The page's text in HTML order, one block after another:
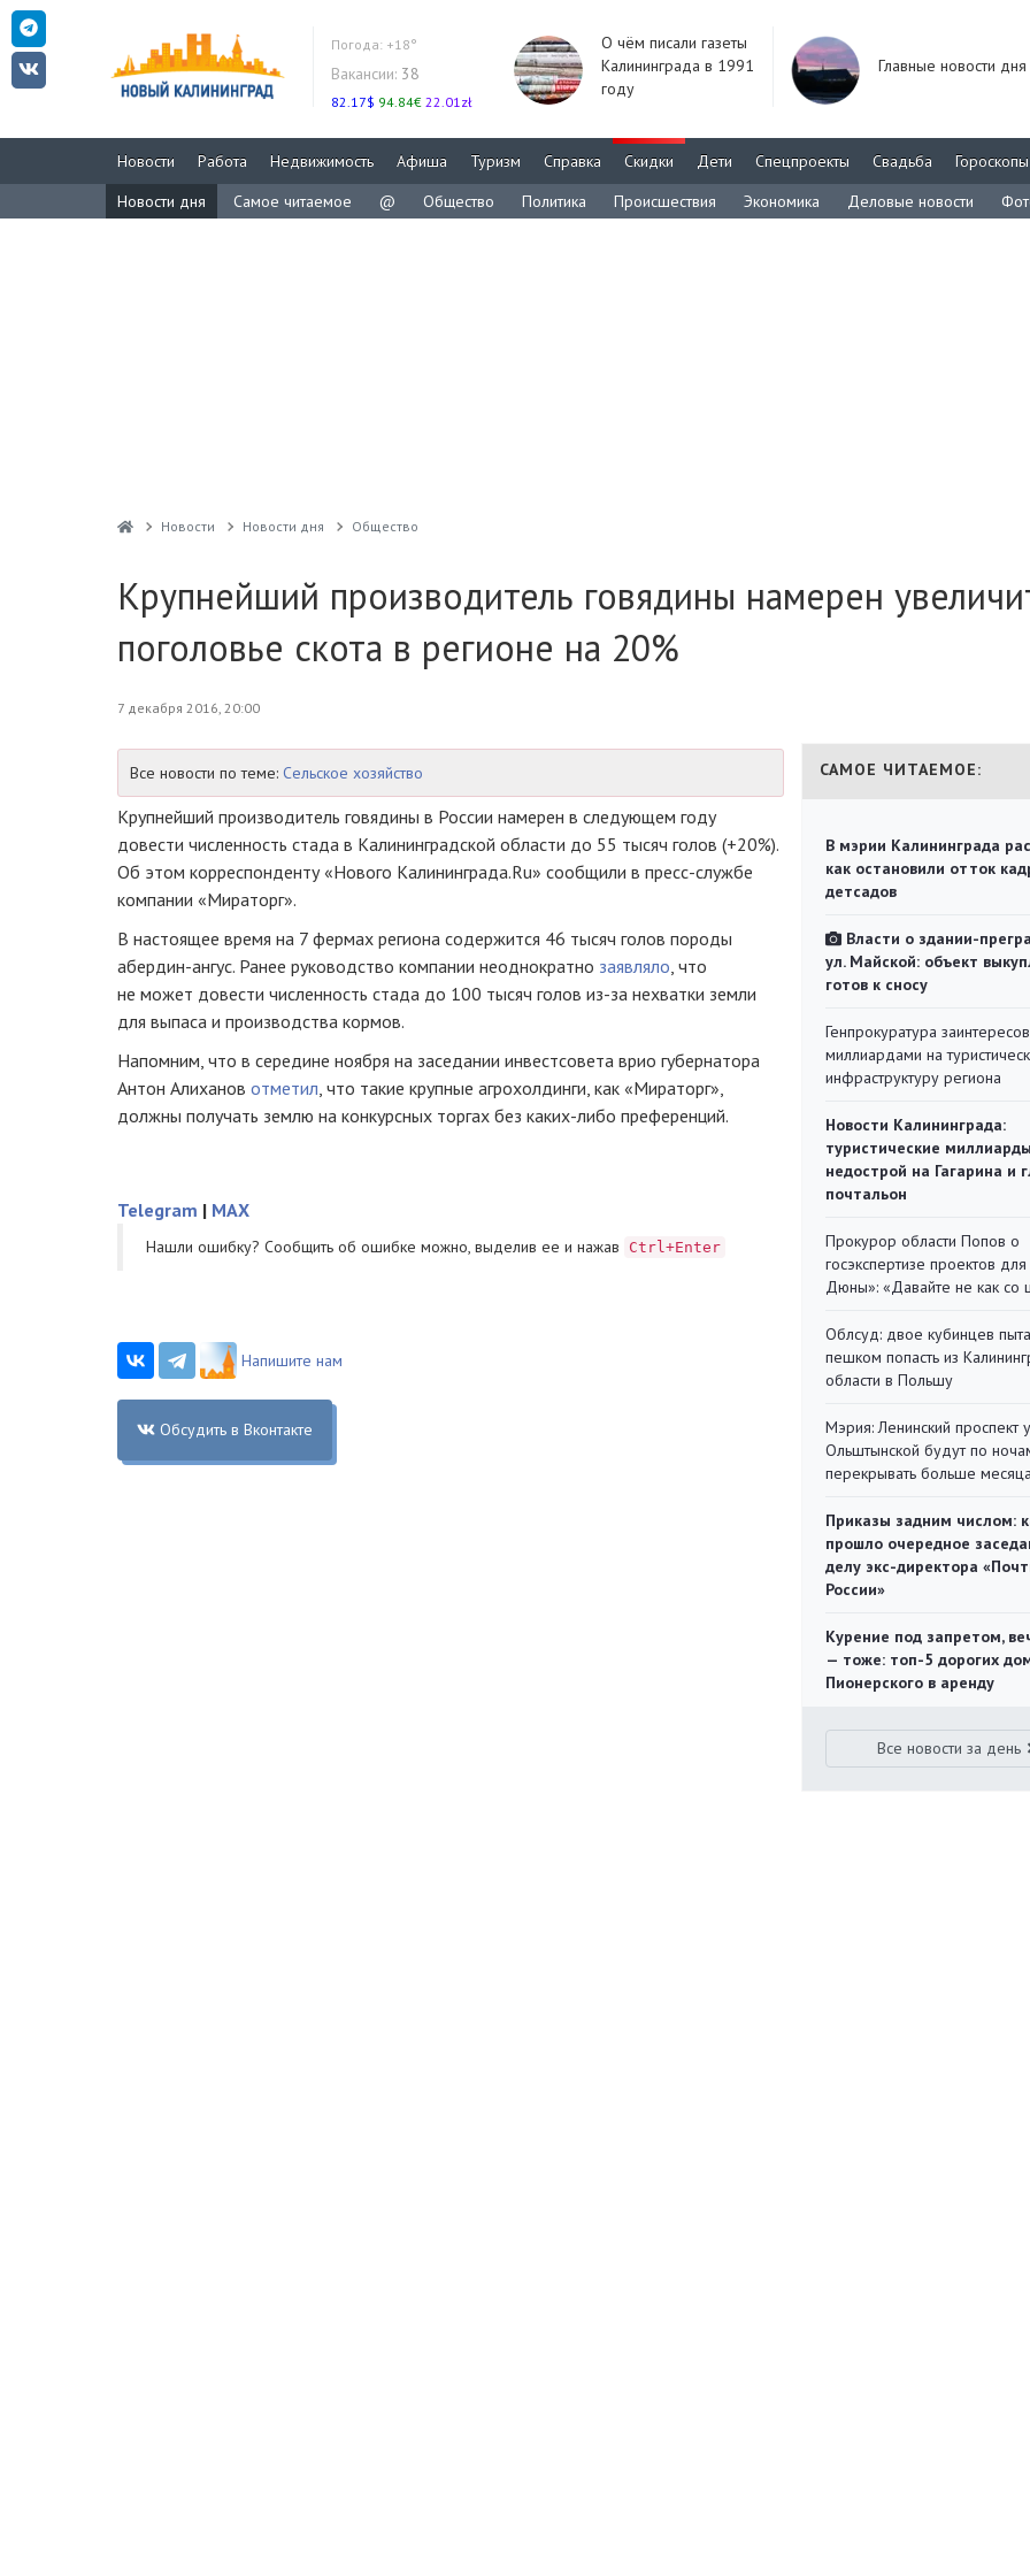
Погода: +18°
Вакансии: 38
82.17$ 94.84€ 22.01zł
О чём писали газеты
Калининграда в 1991
году
Главные новости дня
Новости Работа Недвижимость Афиша Туризм Справка Скидки Дети Спецпроекты Свадьба
Гороскопы
Новости дня
Самое читаемое @ Общество Политика Происшествия Экономика Деловые новости
Новости Новости дня Общество
Крупнейший производитель говядины намерен
поголовье скота в регионе на 20%
7 декабря 2016, 20:00
Все новости по теме: Сельское хозяйство
Крупнейший производитель говядины в России намерен в следующем году
довести численность стада в Калининградской области до 55 тысяч голов (+20%).
Об этом корреспонденту «Нового Калининграда.Ru» сообщили в пресс-службе
компании «Мираторг».
В настоящее время на 7 фермах региона содержится 46 тысяч голов породы
абердин-ангус. Ранее руководство компании неоднократно заявляло, что
не может довести численность стада до 100 тысяч голов из-за нехватки земли
для выпаса и производства кормов.
Напомним, что в середине ноября на заседании инвестсовета врио губернатора
Антон Алиханов отметил, что такие крупные агрохолдинги, как «Мираторг»,
должны получать землю на конкурсных торгах без каких-либо преференций.
Telegram | MAX
Нашли ошибку? Cообщить об ошибке можно, выделив ее и нажав Ctrl+Enter
Напишите нам
Обсудить в Вконтакте
САМОЕ ЧИТАЕМОЕ:
В мэрии Калининграда
как остановили отток
детсадов
Власти о здании-
ул. Майской: объект
готов к сносу
Генпрокуратура
миллиардами на
инфраструктуру региона
Новости Калининграда:
туристические
недострой на Гагарина и
почтальон
Прокурор области Попов о
госэкспертизе проектов
Дюны»: «Давайте не как со
Облсуд: двое кубинцев
пешком попасть из
области в Польшу
Мэрия: Ленинский проспект у
Ольштынской будут по
перекрывать больше месяца
Приказы задним числом:
прошло очередное
делу экс-директора
России»
Курение под запретом,
— тоже: топ-5 дорогих
Пионерского в аренду
Все новости за день